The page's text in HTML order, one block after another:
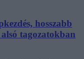
hosszabb
tagozatokban